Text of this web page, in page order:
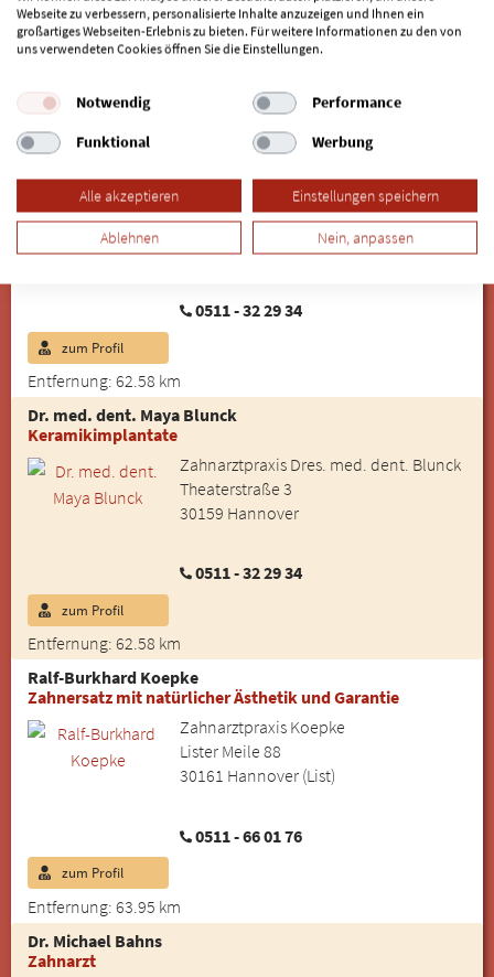
0511 - 32 52 25
Entfernung: 62.52 km
Dr. med. dent. Lisa Blunck
Zahnarztpraxis Dres. med. dent. Blunck
Theaterstraße 3
30159 Hannover
0511 - 32 29 34
Entfernung: 62.58 km
zum Profil
Dr. med. dent. Maya Blunck
Keramikimplantate
Zahnarztpraxis Dres. med. dent. Blunck
Theaterstraße 3
30159 Hannover
0511 - 32 29 34
Entfernung: 62.58 km
zum Profil
Ralf-Burkhard Koepke
Zahnersatz mit natürlicher Ästhetik und Garantie
Zahnarztpraxis Koepke
Lister Meile 88
30161 Hannover (List)
0511 - 66 01 76
Entfernung: 63.95 km
zum Profil
Dr. Michael Bahns
Zahnarzt
Webseite zu verbessern, personalisierte Inhalte anzuzeigen und Ihnen ein
großartiges Webseiten-Erlebnis zu bieten. Für weitere Informationen zu den von
uns verwendeten Cookies öffnen Sie die Einstellungen.
Notwendig
Performance
Funktional
Werbung
Alle akzeptieren Einstellungen speichern
Ablehnen Nein, anpassen